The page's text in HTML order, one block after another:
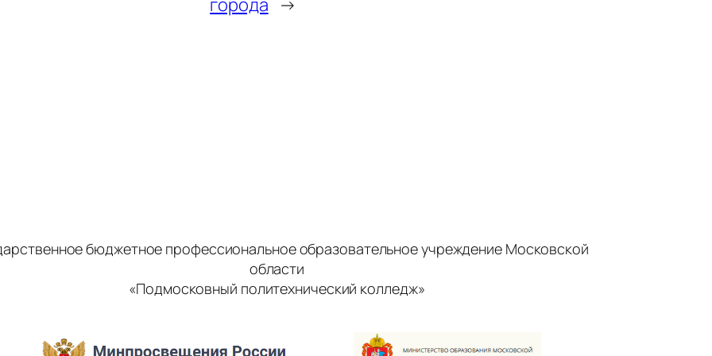
бюджетное профессиональное образовательное учреждение Московской
области
«Подмосковный политехнический колледж»